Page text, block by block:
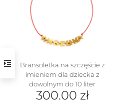
Bransoletka na szczęście z
imieniem dla dziecka z
dowolnym do 10 liter
300.00 zł